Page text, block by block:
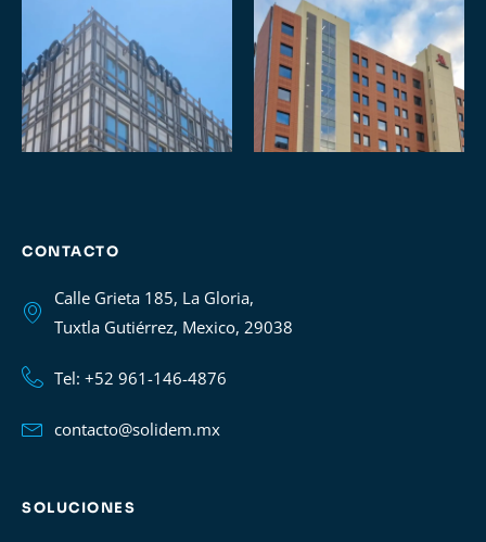
CONTACTO
Calle Grieta 185, La Gloria,
Tuxtla Gutiérrez, Mexico, 29038
Tel: +52 961-146-4876
contacto@solidem.mx
SOLUCIONES